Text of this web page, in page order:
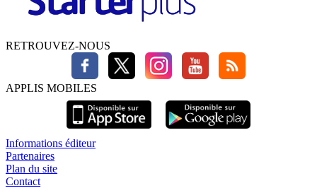
RETROUVEZ-NOUS
APPLIS MOBILES
Informations éditeur
Partenaires
Plan du site
Contact